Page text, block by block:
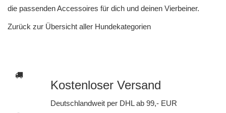
die passenden Accessoires für dich und deinen Vierbeiner.
Zurück zur Übersicht aller Hundekategorien
Kostenloser Versand
Deutschlandweit per DHL ab 99,- EUR